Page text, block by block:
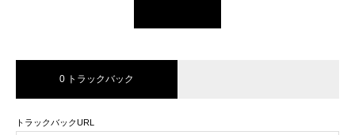
0 トラックバック
トラックバックURL